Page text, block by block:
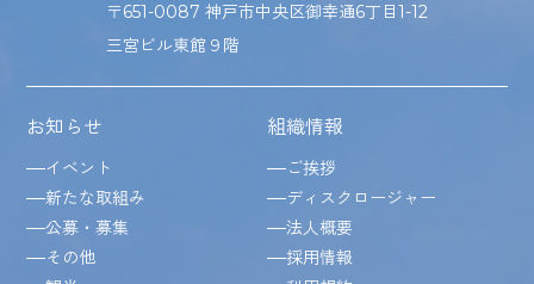
〒651-0087 神戸市中央区御幸通6丁目1-12
三宮ビル東館９階
お知らせ
イベント
新たな取組み
公募・募集
その他
組織情報
ご挨拶
ディスクロージャー
法人概要
採用情報